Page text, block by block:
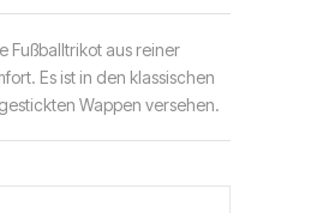
Fußballtrikot aus reiner
Es ist in den klassischen
Wappen versehen.